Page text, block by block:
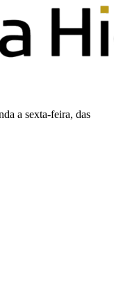
a sexta-feira, das